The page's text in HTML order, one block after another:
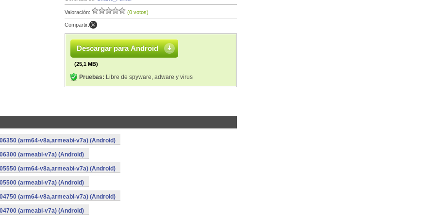
Valoración: (0 votos)
Compartir:
Descargar para Android
(25,1 MB)
Pruebas: Libre de spyware, adware y virus
(arm64-v8a,armeabi-v7a) (Android)
(armeabi-v7a) (Android)
(arm64-v8a,armeabi-v7a) (Android)
(armeabi-v7a) (Android)
(arm64-v8a,armeabi-v7a) (Android)
(armeabi-v7a) (Android)